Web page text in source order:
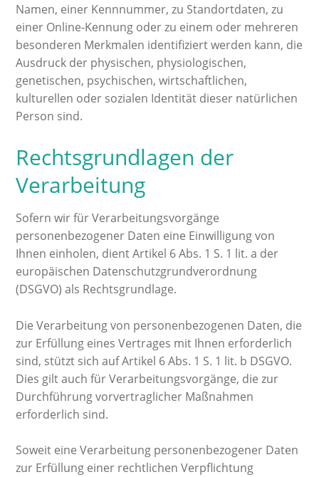
Namen, einer Kennnummer, zu Standortdaten, zu
einer Online-Kennung oder zu einem oder mehreren
besonderen Merkmalen identifiziert werden kann, die
Ausdruck der physischen, physiologischen,
genetischen, psychischen, wirtschaftlichen,
kulturellen oder sozialen Identität dieser natürlichen
Person sind.
Rechtsgrundlagen der
Verarbeitung
Sofern wir für Verarbeitungsvorgänge
personenbezogener Daten eine Einwilligung von
Ihnen einholen, dient Artikel 6 Abs. 1 S. 1 lit. a der
europäischen Datenschutzgrundverordnung
(DSGVO) als Rechtsgrundlage.
Die Verarbeitung von personenbezogenen Daten, die
zur Erfüllung eines Vertrages mit Ihnen erforderlich
sind, stützt sich auf Artikel 6 Abs. 1 S. 1 lit. b DSGVO.
Dies gilt auch für Verarbeitungsvorgänge, die zur
Durchführung vorvertraglicher Maßnahmen
erforderlich sind.
Soweit eine Verarbeitung personenbezogener Daten
zur Erfüllung einer rechtlichen Verpflichtung